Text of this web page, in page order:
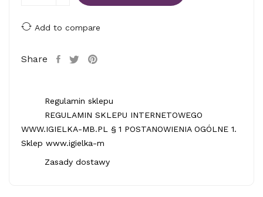
Add to compare
Share
Regulamin sklepu
REGULAMIN SKLEPU INTERNETOWEGO
WWW.IGIELKA-MB.PL § 1 POSTANOWIENIA OGÓLNE 1.
Sklep www.igielka-m
Zasady dostawy